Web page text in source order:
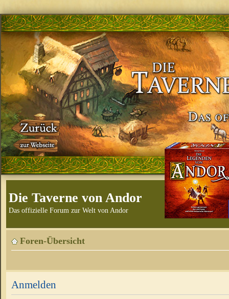
Die Taverne von Andor
Das offizielle Forum zur Welt von Andor
Foren-Übersicht
Anmelden